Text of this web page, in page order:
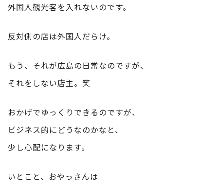
外国人観光客を入れないのです。
反対側の店は外国人だらけ。
もう、それが広島の日常なのですが、
それをしない店主。笑
おかげでゆっくりできるのですが、
ビジネス的にどうなのかなと、
少し心配になります。
いとこと、おやっさんは